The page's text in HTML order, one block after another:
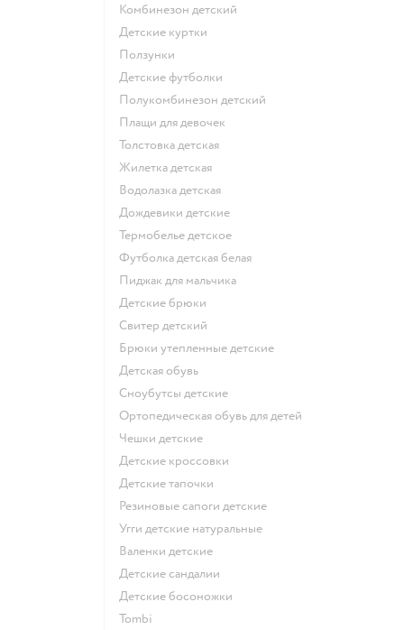
Комбинезон детский
Детские куртки
Ползунки
Детские футболки
Полукомбинезон детский
Плащи для девочек
Толстовка детская
Жилетка детская
Водолазка детская
Дождевики детские
Термобелье детское
Футболка детская белая
Пиджак для мальчика
Детские брюки
Свитер детский
Брюки утепленные детские
Детская обувь
Сноубутсы детские
Ортопедическая обувь для детей
Чешки детские
Детские кроссовки
Детские тапочки
Резиновые сапоги детские
Угги детские натуральные
Валенки детские
Детские сандалии
Детские босоножки
Tombi